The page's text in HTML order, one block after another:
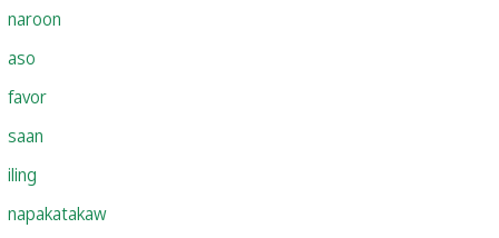
naroon
aso
favor
saan
iling
napakatakaw